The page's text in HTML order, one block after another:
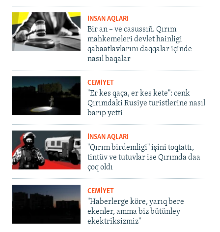
İNSAN AQLARI
Bir an – ve casussıñ. Qırım
mahkemeleri devlet hainligi
qabaatlavlarını daqqalar içinde
nasıl baqalar
CEMİYET
"Er kes qaça, er kes kete": cenk
Qırımdaki Rusiye turistlerine nasıl
barıp yetti
İNSAN AQLARI
"Qırım birdemligi" işini toqtattı,
tintüv ve tutuvlar ise Qırımda daa
çoq oldı
CEMİYET
"Haberlerge köre, yarıq bere
ekenler, amma biz bütünley
ekektriksizmiz"